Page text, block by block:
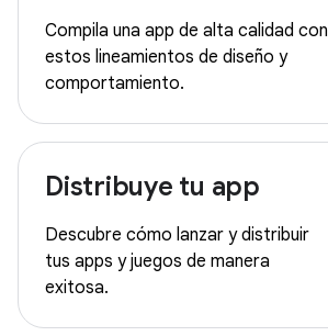
Compila una app de alta calidad con
estos lineamientos de diseño y
comportamiento.
Distribuye tu app
Descubre cómo lanzar y distribuir
tus apps y juegos de manera
exitosa.